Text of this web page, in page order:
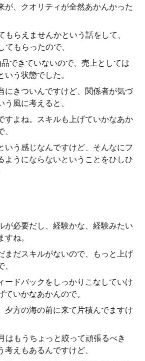
が、クオリティが全然あかんかった
もらえませんかという話をして、
てもらったので、
できていないので、売上としては
う状態でした。
にきついんですけど、関係者が気づ
風に考えると、
すよね。スキルも上げていかなあか
いう感じなんですけど、そんなにフ
ようにならないということをひしひ
が必要だし、経験かな、経験みたい
ね。
まだスキルがないので、もっと上げ
ードバックをしっかりこなしていけ
ていかなあかんので。
夕方の海の前に来て片積んでますけ
はもうちょっと絞って頑張るべき
えもあるんですけど、